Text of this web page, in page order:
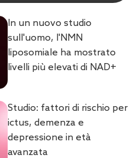
In un nuovo studio
sull'uomo, l'NMN
liposomiale ha mostrato
livelli più elevati di NAD+
Studio: fattori di rischio per
ictus, demenza e
depressione in età
avanzata